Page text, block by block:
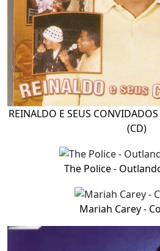
REINALDO E SEUS
(CD)
The Police -
Mariah Carey -